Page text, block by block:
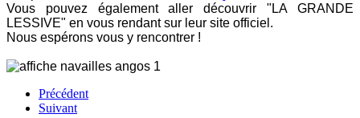
Vous pouvez également aller découvrir "LA GRANDE
LESSIVE" en vous rendant sur leur site officiel.
Nous espérons vous y rencontrer !
Précédent
Suivant